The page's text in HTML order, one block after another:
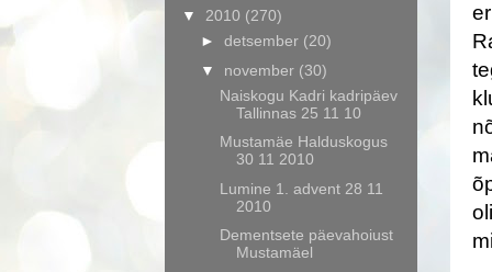
▼ 2010 (270)
► detsember (20)
▼ november (30)
Naiskogu Kadri kadripäev
Tallinnas 25 11 10
Mustamäe Halduskogus
30 11 2010
Lumine 1. advent 28 11
2010
Dementsete päevahoiust
Mustamäel